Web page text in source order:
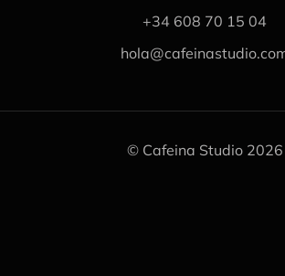
+34 608 70 15 04
© Cafeina Studio 2026